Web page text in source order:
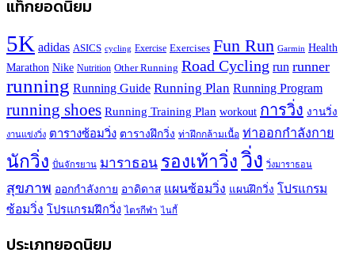
แท็กยอดนิยม
5K adidas ASICS cycling Exercise Exercises Fun Run Garmin Health
Marathon Nike Nutrition Other Running Road Cycling run runner
running Running Guide Running Plan Running Program
running shoes Running Training Plan workout การวิ่ง งานวิ่ง
งานแข่งวิ่ง ตารางซ้อมวิ่ง ตารางฝึกวิ่ง ท่าฝึกกล้ามเนื้อ ท่าออกกำลังกาย
นักวิ่ง ปั่นจักรยาน มาราธอน รองเท้าวิ่ง วิ่ง วิ่งมาราธอน
สุขภาพ ออกกำลังกาย อาดิดาส แผนซ้อมวิ่ง แผนฝึกวิ่ง โปรแกรม
ซ้อมวิ่ง โปรแกรมฝึกวิ่ง ไตรกีฬา ไนกี้
ประเภทยอดนิยม